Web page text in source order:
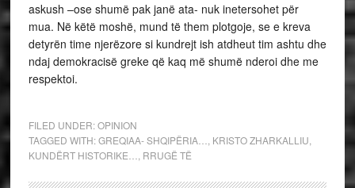
askush –ose shumë pak janë ata- nuk inetersohet për
mua. Në këtë moshë, mund të them plotgoje, se e kreva
detyrën time njerëzore si kundrejt ish atdheut tim ashtu dhe
ndaj demokracisë greke që kaq më shumë nderoi dhe me
respektoi.
FILED UNDER:OPINION
TAGGED WITH:GREQIAA- SHQIPËRIA… KRISTO ZHARKALLIU
KUNDËRT HISTORIKE…
RRUGË TË